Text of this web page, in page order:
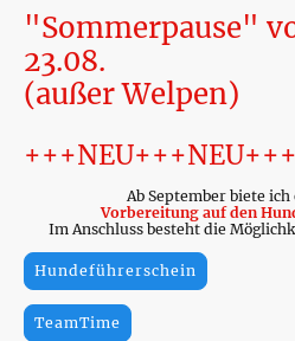
"Sommerpause"
23.08.
(außer Welpen)
Ab September biete
Vorbereitung auf den
Im Anschluss besteht die
Hundeführerschein
TeamTime